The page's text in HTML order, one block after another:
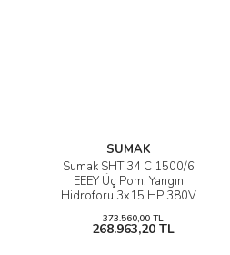
SUMAK
Sumak SHT 34 C 1500/6
EEEY Üç Pom. Yangın
Hidroforu 3x15 HP 380V
373.560,00 TL
268.963,20 TL